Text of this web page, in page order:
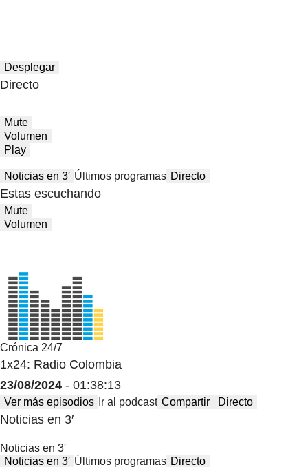
Desplegar
Directo
Mute
Volumen
Play
Noticias en 3′ Últimos programas Directo
Estas escuchando
Mute
Volumen
Crónica 24/7
1x24: Radio Colombia
23/08/2024 - 01:38:13
Ver más episodios Ir al podcast Compartir Directo
Noticias en 3′
Noticias en 3′
Noticias en 3′ Últimos programas Directo